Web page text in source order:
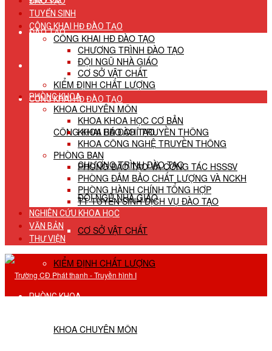
ĐÀO TẠO
TUYỂN SINH
CÔNG KHAI HĐ ĐÀO TẠO
CÔNG KHAI HĐ ĐÀO TẠO
CHƯƠNG TRÌNH ĐÀO TẠO
ĐỘI NGŨ NHÀ GIÁO
CƠ SỞ VẬT CHẤT
KIỂM ĐỊNH CHẤT LƯỢNG
PHÒNG KHOA
KHOA CHUYÊN MÔN
TUYỂN SINH
CÔNG KHAI HĐ ĐÀO TẠO
CÔNG KHAI HĐ ĐÀO TẠO
CHƯƠNG TRÌNH ĐÀO TẠO
ĐỘI NGŨ NHÀ GIÁO
CƠ SỞ VẬT CHẤT
KIỂM ĐỊNH CHẤT LƯỢNG
PHÒNG KHOA
KHOA CHUYÊN MÔN
KHOA KHOA HỌC CƠ BẢN
KHOA BÁO CHÍ TRUYỀN THÔNG
KHOA CÔNG NGHỆ TRUYỀN THÔNG
PHÒNG BAN
PHÒNG ĐÀO TẠO VÀ CÔNG TÁC HSSSV
PHÒNG ĐẢM BẢO CHẤT LƯỢNG VÀ NCKH
PHÒNG HÀNH CHÍNH TỔNG HỢP
TT TUYỂN SINH DỊCH VỤ ĐÀO TẠO
NGHIÊN CỨU KHOA HỌC
VĂN BẢN
THƯ VIỆN